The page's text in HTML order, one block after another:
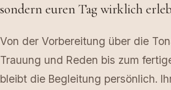
sondern euren Tag wirklich
Von der Vorbereitung über die
Trauung und Reden bis zum
bleibt die Begleitung persönlich.